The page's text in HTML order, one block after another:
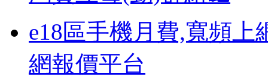
e18區手機月費,寬頻上
網報價平台